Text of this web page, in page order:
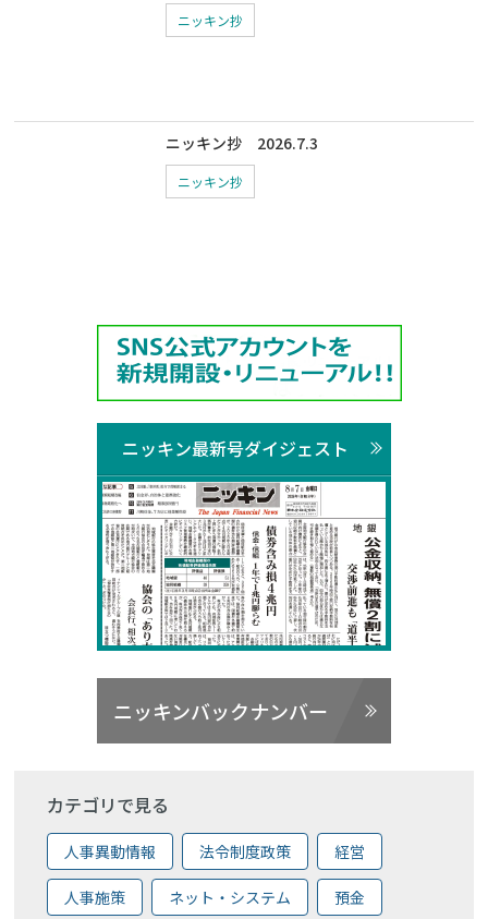
ニッキン抄
ニッキン抄 2026.7.3
ニッキン抄
ニッキン最新号ダイジェスト
ニッキンバックナンバー
カテゴリで見る
人事異動情報 法令制度政策 経営
人事施策 ネット・システム 預金